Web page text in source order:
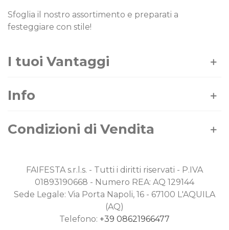
Sfoglia il nostro assortimento e preparati a
festeggiare con stile!
I tuoi Vantaggi
Info
Condizioni di Vendita
FAIFESTA s.r.l.s. - Tutti i diritti riservati - P.IVA
01893190668 - Numero REA: AQ 129144
Sede Legale: Via Porta Napoli, 16 - 67100 L'AQUILA
(AQ)
Telefono: +39 08621966477